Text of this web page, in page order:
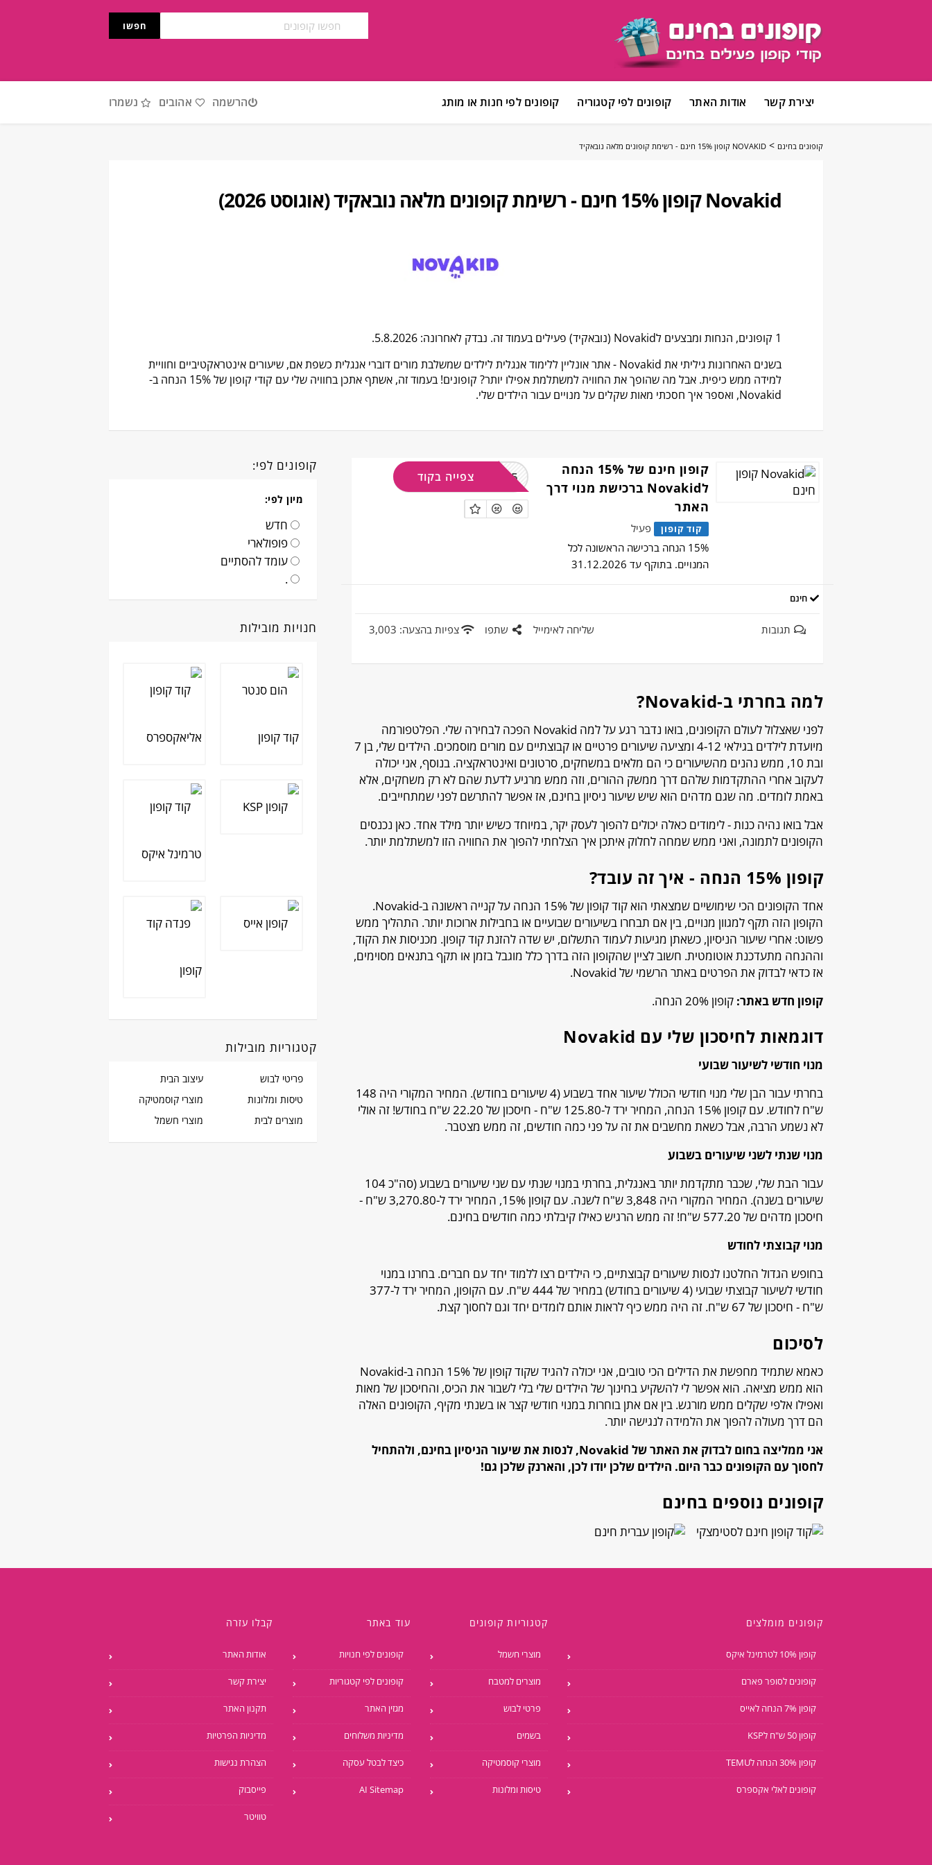
חפשו
לתוכן
קופונים לפי חנות או מותג קופונים לפי קטגוריה אודות האתר יצירת קשר נשמרו אהובים הרשמה
קופונים בחינם > NOVAKID קופון 15% חינם - רשימת קופונים מלאה נובאקיד
Novakid קופון 15% חינם - רשימת קופונים מלאה נובאקיד (אוגוסט 2026)
1 קופונים, הנחות ומבצעים לNovakid (נובאקיד) פעילים בעמוד זה. נבדק לאחרונה: 5.8.2026.
בשנים האחרונות גיליתי את Novakid - אתר אונליין ללימוד אנגלית לילדים שמשלבת מורים דוברי אנגלית כשפת אם, שיעורים אינטראקטיביים וחוויית
למידה ממש כיפית. אבל מה שהופך את החוויה למשתלמת אפילו יותר? קופונים! בעמוד זה, אשתף אתכן בחוויה שלי עם קודי קופון של 15% הנחה ב-
Novakid, ואספר איך חסכתי מאות שקלים על מנויים עבור הילדים שלי.
קופון חינם של 15% הנחה
לNovakid ברכישת מנוי דרך
האתר
קוד קופון
פעיל
15% הנחה ברכישה הראשונה לכל
המנויים. בתוקף עד 31.12.2026
CLICK15צפייה בקוד
חינם
צפיות בהצעה: 3,003 שתפו שליחה לאימייל תגובות
למה בחרתי ב-Novakid?
לפני שאצלול לעולם הקופונים, בואו נדבר רגע על למה Novakid הפכה לבחירה שלי. הפלטפורמה
מיועדת לילדים בגילאי 4-12 ומציעה שיעורים פרטיים או קבוצתיים עם מורים מוסמכים. הילדים שלי, בן 7
ובת 10, ממש נהנים מהשיעורים כי הם מלאים במשחקים, סרטונים ואינטראקציה. בנוסף, אני יכולה
לעקוב אחרי ההתקדמות שלהם דרך ממשק ההורים, וזה ממש מרגיע לדעת שהם לא רק משחקים, אלא
באמת לומדים. מה שגם מדהים הוא שיש שיעור ניסיון בחינם, אז אפשר להתרשם לפני שמתחייבים.
אבל בואו נהיה כנות - לימודים כאלה יכולים להפוך לעסק יקר, במיוחד כשיש יותר מילד אחד. כאן נכנסים
הקופונים לתמונה, ואני ממש שמחה לחלוק איתכן איך הצלחתי להפוך את החוויה הזו למשתלמת יותר.
קופון 15% הנחה - איך זה עובד?
אחד הקופונים הכי שימושיים שמצאתי הוא קוד קופון של 15% הנחה על קנייה ראשונה ב-Novakid.
הקופון הזה תקף למגוון מנויים, בין אם תבחרו בשיעורים שבועיים או בחבילות ארוכות יותר. התהליך ממש
פשוט: אחרי שיעור הניסיון, כשאתן מגיעות לעמוד התשלום, יש שדה להזנת קוד קופון. מכניסות את הקוד,
וההנחה מתעדכנת אוטומטית. חשוב לציין שהקופון הזה בדרך כלל מוגבל בזמן או תקף בתנאים מסוימים,
אז כדאי לבדוק את הפרטים באתר הרשמי של Novakid.
קופון חדש באתר: קופון 20% הנחה.
דוגמאות לחיסכון שלי עם Novakid
מנוי חודשי לשיעור שבועי
בחרתי עבור הבן שלי מנוי חודשי הכולל שיעור אחד בשבוע (4 שיעורים בחודש). המחיר המקורי היה 148
ש"ח לחודש. עם קופון 15% הנחה, המחיר ירד ל-125.80 ש"ח - חיסכון של 22.20 ש"ח בחודש! זה אולי
לא נשמע הרבה, אבל כשאת מחשבים את זה על פני כמה חודשים, זה ממש מצטבר.
מנוי שנתי לשני שיעורים בשבוע
עבור הבת שלי, שכבר מתקדמת יותר באנגלית, בחרתי במנוי שנתי עם שני שיעורים בשבוע (סה"כ 104
שיעורים בשנה). המחיר המקורי היה 3,848 ש"ח לשנה. עם קופון 15%, המחיר ירד ל-3,270.80 ש"ח -
חיסכון מדהים של 577.20 ש"ח! זה ממש הרגיש כאילו קיבלתי כמה חודשים בחינם.
מנוי קבוצתי לחודש
בחופש הגדול החלטנו לנסות שיעורים קבוצתיים, כי הילדים רצו ללמוד יחד עם חברים. בחרנו במנוי
חודשי לשיעור קבוצתי שבועי (4 שיעורים בחודש) במחיר של 444 ש"ח. עם הקופון, המחיר ירד ל-377
ש"ח - חיסכון של 67 ש"ח. זה היה ממש כיף לראות אותם לומדים יחד וגם לחסוך קצת.
לסיכום
כאמא שתמיד מחפשת את הדילים הכי טובים, אני יכולה להגיד שקוד קופון של 15% הנחה ב-Novakid
הוא ממש מציאה. הוא אפשר לי להשקיע בחינוך של הילדים שלי בלי לשבור את הכיס, והחיסכון של מאות
ואפילו אלפי שקלים ממש מורגש. בין אם אתן בוחרות במנוי חודשי קצר או בשנתי מקיף, הקופונים האלה
הם דרך מעולה להפוך את הלמידה לנגישה יותר.
אני ממליצה בחום לבדוק את האתר של Novakid, לנסות את שיעור הניסיון בחינם, ולהתחיל
לחסוך עם הקופונים כבר היום. הילדים שלכן יודו לכן, והארנק שלכן גם!
קופונים נוספים בחינם
קופונים לפי:
מיון לפי:
חדש
פופולארי
עומד להסתיים
.
חנויות מובילות
קטגוריות מובילות
פריטי לבוש
עיצוב הבית
טיסות ומלונות
מוצרי קוסמטיקה
מוצרים לבית
מוצרי חשמל
קופונים מומלצים
קופון 10% לטרמינל איקס
קופונים לסופר פארם
קופון 7% הנחה לאייס
קופון 50 ש"ח לKSP
קופון 30% הנחה לTEMU
קופונים לאלי אקספרס
קטגוריות קופונים
מוצרי חשמל
מוצרים למטבח
פרטי לבוש
בשמים
מוצרי קוסמטיקה
טיסות ומלונות
עוד באתר
קופונים לפי חנויות
קופונים לפי קטגוריות
מגזין האתר
מדיניות משלוחים
כיצד לבטל עסקה
AI Sitemap
קבלו עזרה
אודות האתר
יצירת קשר
תקנון האתר
מדיניות הפרטיות
הצהרת נגישות
פייסבוק
טוויטר